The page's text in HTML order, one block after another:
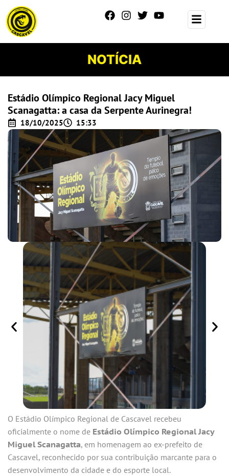
NOTÍCIA
Estádio Olímpico Regional Jacy Miguel
Scanagatta: a casa da Serpente Aurinegra!
18/10/2025 15:33
O Estádio Olímpico Regional de Cascavel recebeu
oficialmente o nome de Estádio Olímpico Regional Jacy
Miguel Scanagatta, em homenagem ao ex-prefeito de
Cascavel, reconhecido por sua contribuição marcante para o
desenvolvimento da cidade e do esporte local.